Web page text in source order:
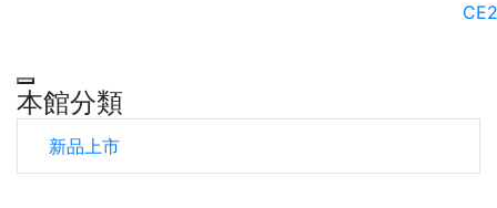
本館分類
新品上市